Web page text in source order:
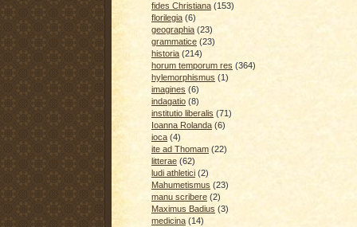
fides Christiana (153)
florilegia (6)
geographia (23)
grammatice (23)
historia (214)
horum temporum res (364)
hylemorphismus (1)
imagines (6)
indagatio (8)
institutio liberalis (71)
Ioanna Rolanda (6)
ioca (4)
ite ad Thomam (22)
litterae (62)
ludi athletici (2)
Mahumetismus (23)
manu scribere (2)
Maximus Badius (3)
medicina (14)